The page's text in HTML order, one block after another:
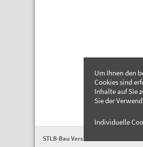
STLB-Bau Version 2026-04
Um Ihnen den
Cookies sind
Inhalte auf Sie
Sie der
Individuelle